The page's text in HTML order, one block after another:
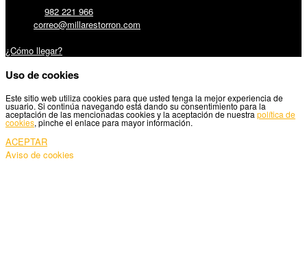
982 221 966
correo@millarestorron.com
¿Cómo llegar?
Uso de cookies
Este sitio web utiliza cookies para que usted tenga la mejor experiencia de
usuario. Si continúa navegando está dando su consentimiento para la
aceptación de las mencionadas cookies y la aceptación de nuestra política de
cookies, pinche el enlace para mayor información.
ACEPTAR
Aviso de cookies